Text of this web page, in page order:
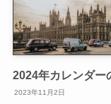
2024年カレンダー
2023年11月2日